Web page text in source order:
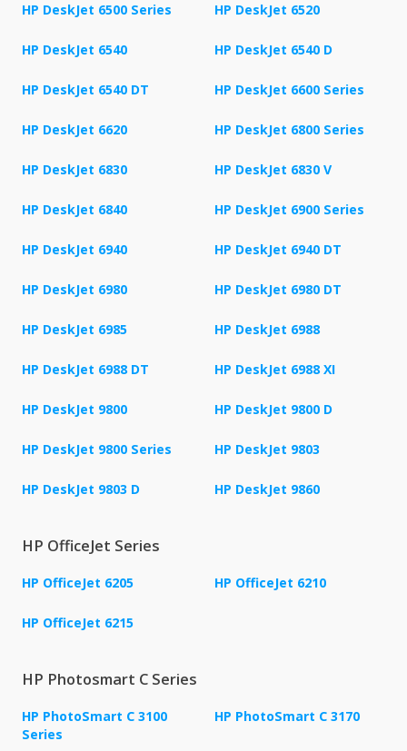
HP DeskJet 6500 Series HP DeskJet 6520
HP DeskJet 6540 HP DeskJet 6540 D
HP DeskJet 6540 DT HP DeskJet 6600 Series
HP DeskJet 6620 HP DeskJet 6800 Series
HP DeskJet 6830 HP DeskJet 6830 V
HP DeskJet 6840 HP DeskJet 6900 Series
HP DeskJet 6940 HP DeskJet 6940 DT
HP DeskJet 6980 HP DeskJet 6980 DT
HP DeskJet 6985 HP DeskJet 6988
HP DeskJet 6988 DT HP DeskJet 6988 XI
HP DeskJet 9800 HP DeskJet 9800 D
HP DeskJet 9800 Series HP DeskJet 9803
HP DeskJet 9803 D HP DeskJet 9860
HP OfficeJet Series
HP OfficeJet 6205 HP OfficeJet 6210
HP OfficeJet 6215
HP Photosmart C Series
HP PhotoSmart C 3100
Series
HP PhotoSmart C 3170